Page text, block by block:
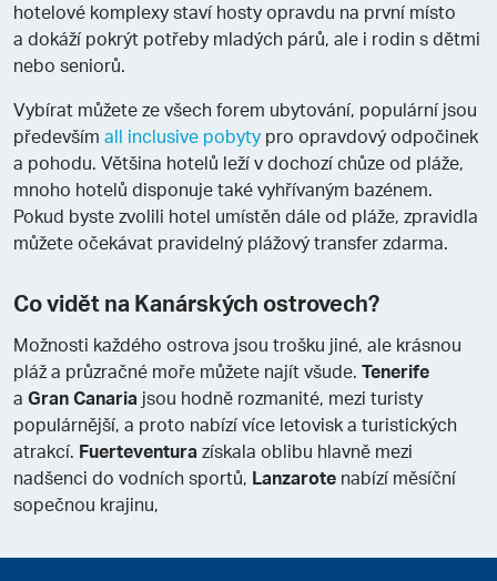
hotelové komplexy staví hosty opravdu na první místo
a dokáží pokrýt potřeby mladých párů, ale i rodin s dětmi
nebo seniorů.
Vybírat můžete ze všech forem ubytování, populární jsou
především all inclusive pobyty pro opravdový odpočinek
a pohodu. Většina hotelů leží v dochozí chůze od pláže,
mnoho hotelů disponuje také vyhřívaným bazénem.
Pokud byste zvolili hotel umístěn dále od pláže, zpravidla
můžete očekávat pravidelný plážový transfer zdarma.
Co vidět na Kanárských ostrovech?
Možnosti každého ostrova jsou trošku jiné, ale krásnou
pláž a průzračné moře můžete najít všude. Tenerife
a Gran Canaria jsou hodně rozmanité, mezi turisty
populárnější, a proto nabízí více letovisk a turistických
atrakcí. Fuerteventura získala oblibu hlavně mezi
nadšenci do vodních sportů, Lanzarote nabízí měsíční
sopečnou krajinu,